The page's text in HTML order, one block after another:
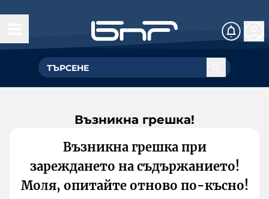
Възникна грешка!
Възникна грешка при
зареждането на съдържанието!
Моля, опитайте отново по-късно!